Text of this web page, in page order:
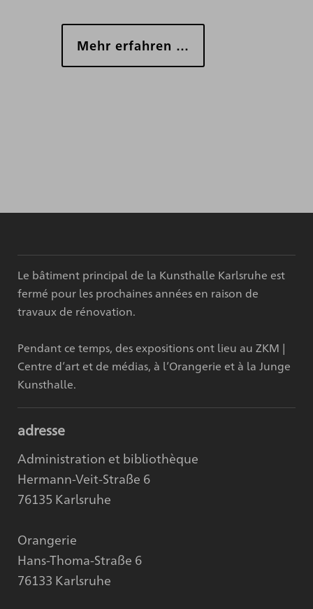
Mehr erfahren …
Le bâtiment principal de la Kunsthalle Karlsruhe est
fermé pour les prochaines années en raison de
travaux de rénovation.
Pendant ce temps, des expositions ont lieu au ZKM |
Centre d’art et de médias, à l’Orangerie et à la Junge
Kunsthalle.
adresse
Administration et bibliothèque
Hermann-Veit-Straße 6
76135 Karlsruhe
Orangerie
Hans-Thoma-Straße 6
76133 Karlsruhe